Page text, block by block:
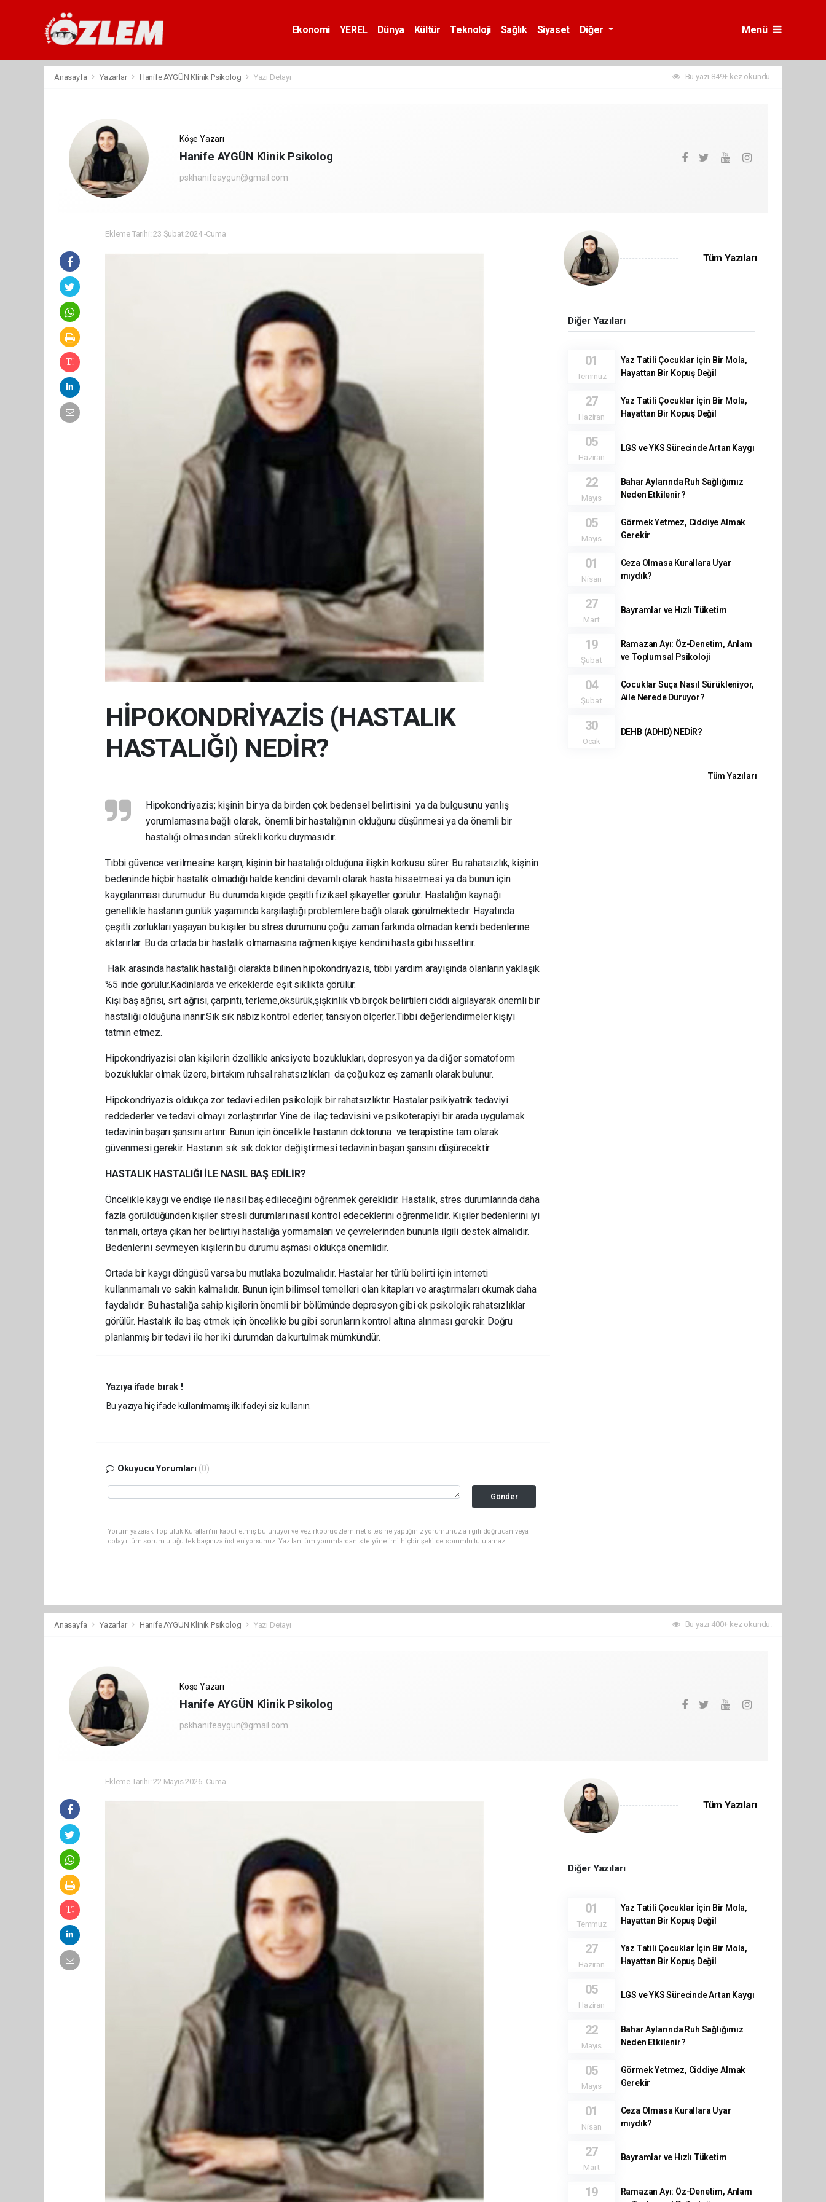
Ekonomi YEREL Dünya Kültür Teknoloji Sağlık Siyaset Diğer Menü
Anasayfa Yazarlar Hanife AYGÜN Klinik Psikolog Yazı Detayı Bu yazı 849+ kez okundu.
Köşe Yazarı
Hanife AYGÜN Klinik Psikolog
pskhanifeaygun@gmail.com
Ekleme Tarihi: 23 Şubat 2024 -Cuma
HİPOKONDRİYAZİS (HASTALIK
HASTALIĞI) NEDİR?
Hipokondriyazis; kişinin bir ya da birden çok bedensel belirtisini ya da bulgusunu yanlış
yorumlamasına bağlı olarak, önemli bir hastalığının olduğunu düşünmesi ya da önemli bir
hastalığı olmasından sürekli korku duymasıdır.
Tıbbi güvence verilmesine karşın, kişinin bir hastalığı olduğuna ilişkin korkusu sürer. Bu rahatsızlık, kişinin
bedeninde hiçbir hastalık olmadığı halde kendini devamlı olarak hasta hissetmesi ya da bunun için
kaygılanması durumudur. Bu durumda kişide çeşitli fiziksel şikayetler görülür. Hastalığın kaynağı
genellikle hastanın günlük yaşamında karşılaştığı problemlere bağlı olarak görülmektedir. Hayatında
çeşitli zorlukları yaşayan bu kişiler bu stres durumunu çoğu zaman farkında olmadan kendi bedenlerine
aktarırlar. Bu da ortada bir hastalık olmamasına rağmen kişiye kendini hasta gibi hissettirir.
Halk arasında hastalık hastalığı olarakta bilinen hipokondriyazis, tıbbi yardım arayışında olanların yaklaşık
%5 inde görülür.Kadınlarda ve erkeklerde eşit sıklıkta görülür.
Kişi baş ağrısı, sırt ağrısı, çarpıntı, terleme,öksürük,şişkinlik vb.birçok belirtileri ciddi algılayarak önemli bir
hastalığı olduğuna inanır.Sık sık nabız kontrol ederler, tansiyon ölçerler.Tıbbi değerlendirmeler kişiyi
tatmin etmez.
Hipokondriyazisi olan kişilerin özellikle anksiyete bozuklukları, depresyon ya da diğer somatoform
bozukluklar olmak üzere, birtakım ruhsal rahatsızlıkları da çoğu kez eş zamanlı olarak bulunur.
Hipokondriyazis oldukça zor tedavi edilen psikolojik bir rahatsızlıktır. Hastalar psikiyatrik tedaviyi
reddederler ve tedavi olmayı zorlaştırırlar. Yine de ilaç tedavisini ve psikoterapiyi bir arada uygulamak
tedavinin başarı şansını artırır. Bunun için öncelikle hastanın doktoruna ve terapistine tam olarak
güvenmesi gerekir. Hastanın sık sık doktor değiştirmesi tedavinin başarı şansını düşürecektir.
HASTALIK HASTALIĞI İLE NASIL BAŞ EDİLİR?
Öncelikle kaygı ve endişe ile nasıl baş edileceğini öğrenmek gereklidir. Hastalık, stres durumlarında daha
fazla görüldüğünden kişiler stresli durumları nasıl kontrol edeceklerini öğrenmelidir. Kişiler bedenlerini iyi
tanımalı, ortaya çıkan her belirtiyi hastalığa yormamaları ve çevrelerinden bununla ilgili destek almalıdır.
Bedenlerini sevmeyen kişilerin bu durumu aşması oldukça önemlidir.
Ortada bir kaygı döngüsü varsa bu mutlaka bozulmalıdır. Hastalar her türlü belirti için interneti
kullanmamalı ve sakin kalmalıdır. Bunun için bilimsel temelleri olan kitapları ve araştırmaları okumak daha
faydalıdır. Bu hastalığa sahip kişilerin önemli bir bölümünde depresyon gibi ek psikolojik rahatsızlıklar
görülür. Hastalık ile baş etmek için öncelikle bu gibi sorunların kontrol altına alınması gerekir. Doğru
planlanmış bir tedavi ile her iki durumdan da kurtulmak mümkündür.
Yazıya ifade bırak !
Bu yazıya hiç ifade kullanılmamış ilk ifadeyi siz kullanın.
Okuyucu Yorumları (0)
Gönder
Yorum yazarak Topluluk Kuralları’nı kabul etmiş bulunuyor ve vezirkopruozlem.net sitesine yaptığınız yorumunuzla ilgili doğrudan veya
dolaylı tüm sorumluluğu tek başınıza üstleniyorsunuz. Yazılan tüm yorumlardan site yönetimi hiçbir şekilde sorumlu tutulamaz.
Tüm Yazıları
Diğer Yazıları
01
Temmuz
Yaz Tatili Çocuklar İçin Bir Mola,
Hayattan Bir Kopuş Değil
27
Haziran
Yaz Tatili Çocuklar İçin Bir Mola,
Hayattan Bir Kopuş Değil
05
Haziran
LGS ve YKS Sürecinde Artan Kaygı
22
Mayıs
Bahar Aylarında Ruh Sağlığımız
Neden Etkilenir?
05
Mayıs
Görmek Yetmez, Ciddiye Almak
Gerekir
01
Nisan
Ceza Olmasa Kurallara Uyar
mıydık?
27
Mart
Bayramlar ve Hızlı Tüketim
19
Şubat
Ramazan Ayı: Öz-Denetim, Anlam
ve Toplumsal Psikoloji
04
Şubat
Çocuklar Suça Nasıl Sürükleniyor,
Aile Nerede Duruyor?
30
Ocak
DEHB (ADHD) NEDİR?
Tüm Yazıları
Anasayfa Yazarlar Hanife AYGÜN Klinik Psikolog Yazı Detayı Bu yazı 400+ kez okundu.
Köşe Yazarı
Hanife AYGÜN Klinik Psikolog
pskhanifeaygun@gmail.com
Ekleme Tarihi: 22 Mayıs 2026 -Cuma
Tüm Yazıları
Diğer Yazıları
01
Temmuz
Yaz Tatili Çocuklar İçin Bir Mola,
Hayattan Bir Kopuş Değil
27
Haziran
Yaz Tatili Çocuklar İçin Bir Mola,
Hayattan Bir Kopuş Değil
05
Haziran
LGS ve YKS Sürecinde Artan Kaygı
22
Mayıs
Bahar Aylarında Ruh Sağlığımız
Neden Etkilenir?
05
Mayıs
Görmek Yetmez, Ciddiye Almak
Gerekir
01
Nisan
Ceza Olmasa Kurallara Uyar
mıydık?
27
Mart
Bayramlar ve Hızlı Tüketim
19
Ramazan Ayı: Öz-Denetim, Anlam